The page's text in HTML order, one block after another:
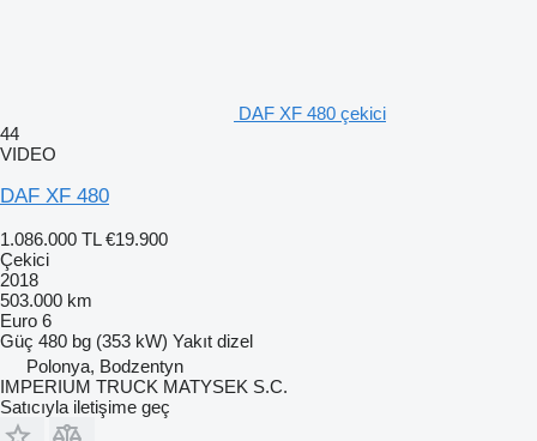
DAF XF 480 çekici
44
VIDEO
DAF XF 480
1.086.000 TL €19.900
Çekici
2018
503.000 km
Euro 6
Güç 480 bg (353 kW) Yakıt dizel
Polonya, Bodzentyn
IMPERIUM TRUCK MATYSEK S.C.
Satıcıyla iletişime geç